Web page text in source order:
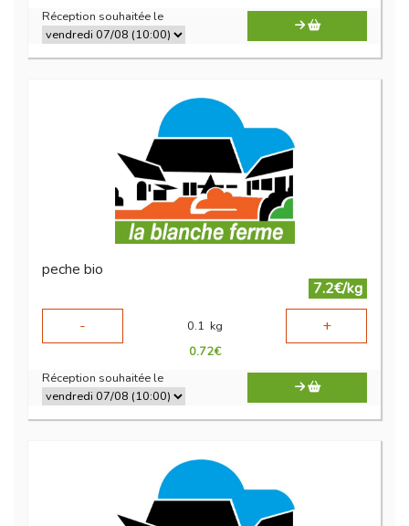
Réception souhaitée le
peche bio
7.2€/kg
-
0.1 kg +
0.72€
Réception souhaitée le